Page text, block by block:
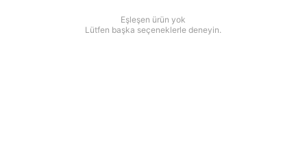
Eşleşen ürün yok
Lütfen başka seçeneklerle deneyin.